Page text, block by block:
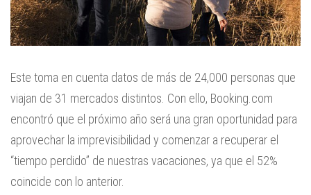
Este toma en cuenta datos de más de 24,000 personas que
viajan de 31 mercados distintos. Con ello, Booking.com
encontró que el próximo año será una gran oportunidad para
aprovechar la imprevisibilidad y comenzar a recuperar el
“tiempo perdido” de nuestras vacaciones, ya que el 52%
coincide con lo anterior.